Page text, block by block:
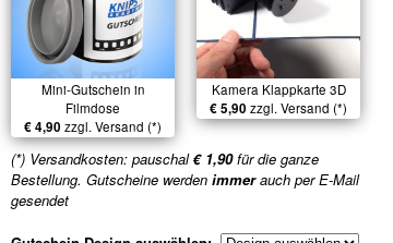
Mini-Gutschein in
Filmdose
€ 4,90 zzgl. Versand (*)
Kamera Klappkarte 3D
€ 5,90 zzgl. Versand (*)
(*) Versandkosten: pauschal€ 1,90für die ganze
Bestellung. Gutscheine werden immerauch per E-Mail
gesendet